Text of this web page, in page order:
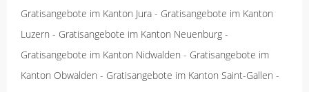
Gratisangebote im Kanton Jura - Gratisangebote im Kanton
Luzern - Gratisangebote im Kanton Neuenburg -
Gratisangebote im Kanton Nidwalden - Gratisangebote im
Kanton Obwalden - Gratisangebote im Kanton Saint-Gallen -